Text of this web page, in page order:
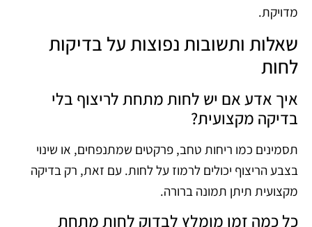
מדויקת.
שאלות ותשובות נפוצות על בדיקות
לחות
איך אדע אם יש לחות מתחת לריצוף בלי
בדיקה מקצועית?
תסמינים כמו ריחות טחב, פרקטים שמתנפחים, או שינוי
בצבע הריצוף יכולים לרמוז על לחות. עם זאת, רק בדיקה
מקצועית תיתן תמונה ברורה.
כל כמה זמן מומלץ לבדוק לחות מתחת